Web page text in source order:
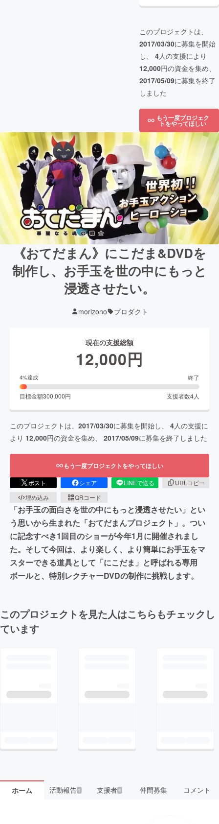
このプロジェクトは、
2017/03/30に募集を開始
し、 4人の支援により
12,000円の資金を集め、
2017/05/09に募集を終了
しました
もう一度プロジェク
トをやってほしい
《おてだまん》にこだま&DVDを
制作し、お手玉を世の中にもっと
浸透させたい。
morizono プロダクト
現在の支援総額
12,000円
4%達成 終了
目標金額300,000円 支援者数4人
このプロジェクトは、 2017/03/30に募集を開始し、 4人の支援に
より 12,000円の資金を集め、 2017/05/09に募集を終了しました
もう一度プロジェクトをやってほしい
ポスト シェア LINEで送る
URLコピー
埋め込み
QRコード
「お手玉の面白さを世の中にもっと浸透させたい」とい
う思いから生まれた「おてだまんプロジェクト」。つい
に記念すべき1回目のショーが今年1月に開催されまし
た。そして今回は、より楽しく、より簡単にお手玉をマ
スターできる道具として「にこだま」と呼ばれる専用
ボールと、特別レクチャーDVDの制作に挑戦します。
このプロジェクトを見た人はこちらもチェックし
ています
ホーム 活動報告1 支援者4 仲間募集 コメント